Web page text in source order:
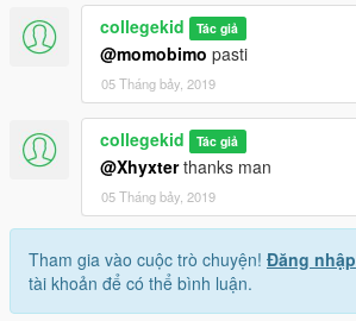
collegekid Tác giả
@momobimo pasti
05 Tháng bảy, 2019
collegekid Tác giả
@Xhyxterthanks man
05 Tháng bảy, 2019
Tham gia vào cuộc trò chuyện! Đăng nhập
tài khoản để có thể bình luận.